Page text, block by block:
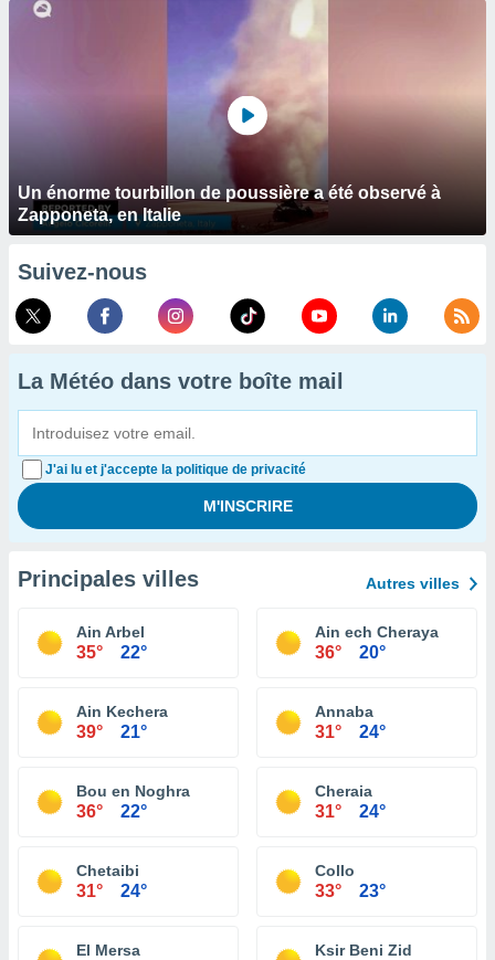
Un énorme tourbillon de poussière a été observé à
Zapponeta, en Italie
Suivez-nous
La Météo dans votre boîte mail
J'ai lu et j'accepte la politique de privacité
Principales villes Autres villes
Ain Arbel
35° 22°
Ain ech Cheraya
36° 20°
Ain Kechera
39° 21°
Annaba
31° 24°
Bou en Noghra
36° 22°
Cheraia
31° 24°
Chetaibi
31° 24°
Collo
33° 23°
El Mersa Ksir Beni Zid